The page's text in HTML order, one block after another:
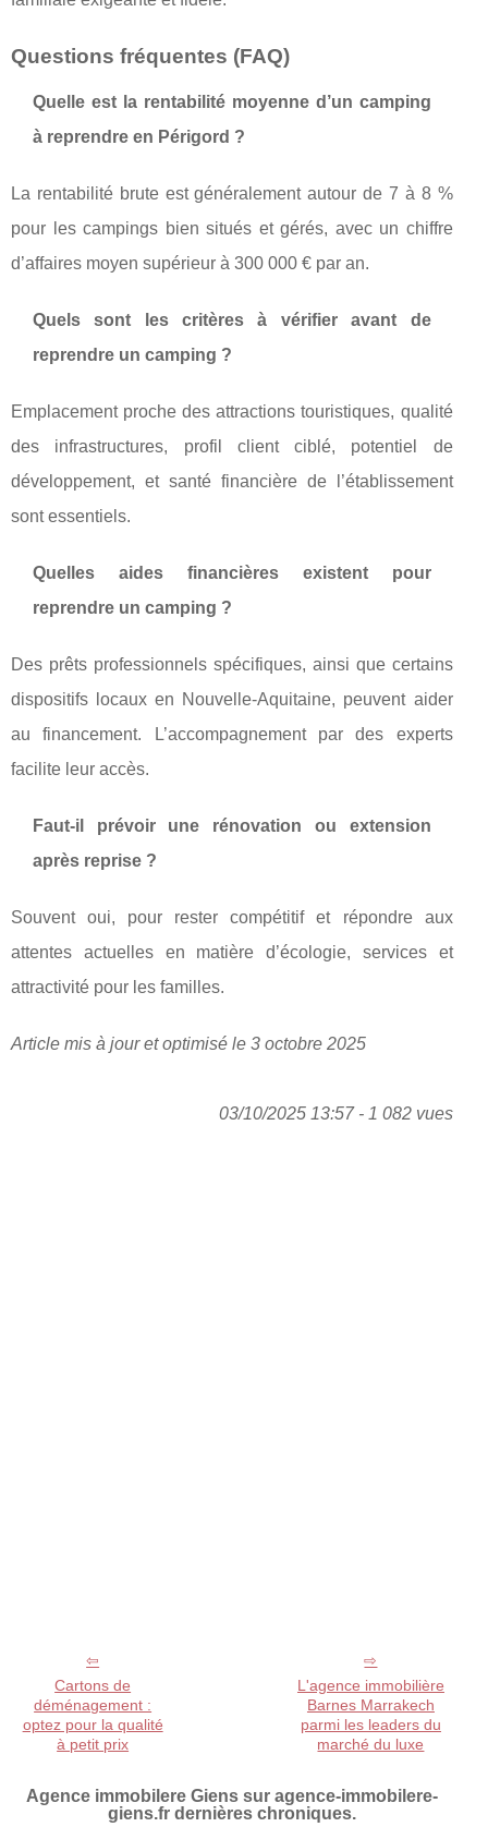
Questions fréquentes (FAQ)
Quelle est la rentabilité moyenne d’un camping
à reprendre en Périgord ?
La rentabilité brute est généralement autour de 7 à 8 %
pour les campings bien situés et gérés, avec un chiffre
d’affaires moyen supérieur à 300 000 € par an.
Quels sont les critères à vérifier avant de
reprendre un camping ?
Emplacement proche des attractions touristiques, qualité
des infrastructures, profil client ciblé, potentiel de
développement, et santé financière de l’établissement
sont essentiels.
Quelles aides financières existent pour
reprendre un camping ?
Des prêts professionnels spécifiques, ainsi que certains
dispositifs locaux en Nouvelle-Aquitaine, peuvent aider
au financement. L’accompagnement par des experts
facilite leur accès.
Faut-il prévoir une rénovation ou extension
après reprise ?
Souvent oui, pour rester compétitif et répondre aux
attentes actuelles en matière d’écologie, services et
attractivité pour les familles.
Article mis à jour et optimisé le 3 octobre 2025
03/10/2025 13:57 - 1 082 vues
Cartons de
déménagement :
optez pour la qualité
à petit prix
L'agence immobilière
Barnes Marrakech
parmi les leaders du
marché du luxe
Agence immobilere Giens sur agence-immobilere-
giens.fr dernières chroniques.